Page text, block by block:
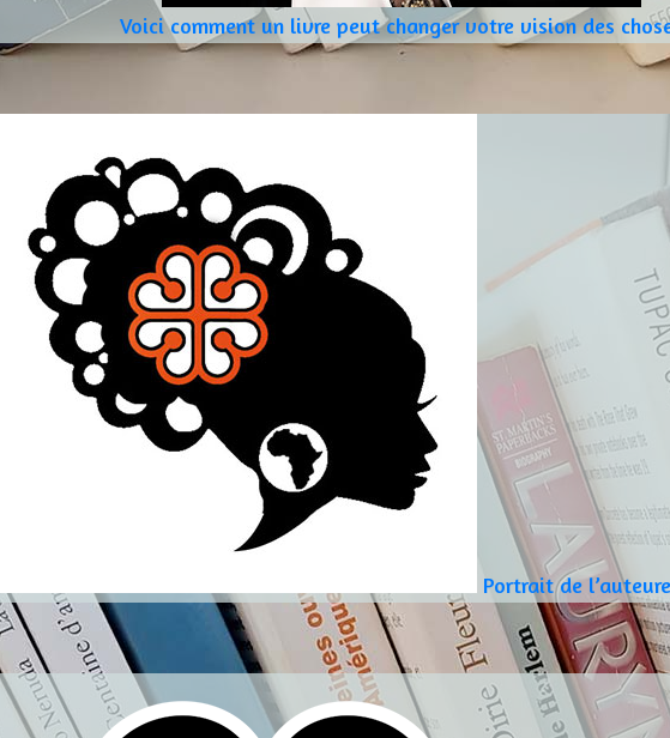
Voici comment un livre peut changer votre vision des
Portrait de